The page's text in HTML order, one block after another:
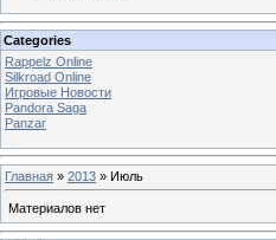
Categories
Rappelz Online
Silkroad Online
Игровые Новости
Pandora Saga
Panzar
Главная » 2013 » Июль
Материалов нет